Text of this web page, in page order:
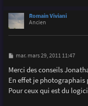
Romain Viviani
Ancien
M
s
s
a
e
mar. mars 29, 2011 11:47
Merci des conseils
En effet je photographais
Pour ceux qui est du